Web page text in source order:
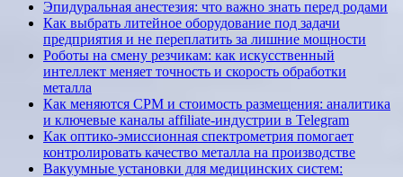
Эпидуральная анестезия: что важно знать перед родами
Как выбрать литейное оборудование под задачи
предприятия и не переплатить за лишние мощности
Роботы на смену резчикам: как искусственный
интеллект меняет точность и скорость обработки
металла
Как меняются CPM и стоимость размещения: аналитика
и ключевые каналы affiliate-индустрии в Telegram
Как оптико-эмиссионная спектрометрия помогает
контролировать качество металла на производстве
Вакуумные установки для медицинских систем: